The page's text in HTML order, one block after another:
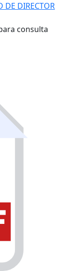
DE DIRECTOR
consulta